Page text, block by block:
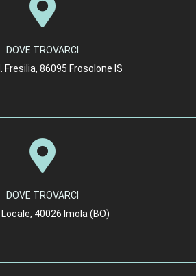
DOVE TROVARCI
Fresilia, 86095 Frosolone IS
DOVE TROVARCI
40026 Imola (BO)